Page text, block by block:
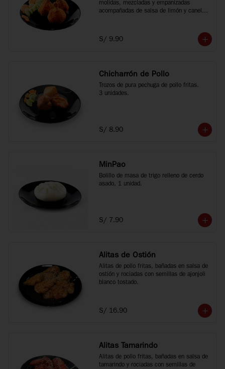
molidas, mezcladas y empanizadas
acompañadas de salsa de limón y canela
S/ 9.90
Chicharrón de Pollo
Trozos de pura pechuga de pollo fritas.
3 unidades.
S/ 8.90
MinPao
Bolillo de masa de trigo relleno de cerdo
asado, 1 unidad.
S/ 7.90
Alitas de Ostión
Alitas de pollo fritas, bañadas en salsa de
ostión y rociadas con semillas de ajonjoli
blanco tostado.
S/ 16.90
Alitas Tamarindo
Alitas de pollo fritas, bañadas en salsa de
tamarindo y rociadas con semillas de